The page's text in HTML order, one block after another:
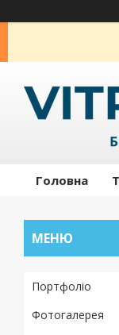
Головна
Портфоліо
Фотогалерея